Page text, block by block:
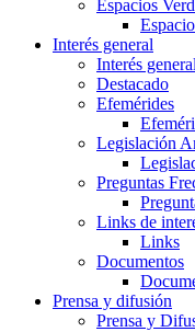
Espacios
Interés general
Interés general
Destacado
Efemérides
Legislación
Preguntas
Links de
Links
Documentos
Prensa y difusión
Prensa y